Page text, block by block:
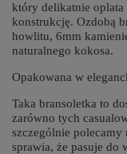
który delikatnie oplata
konstrukcję. Ozdobą
howlitu, 6mm
naturalnego kokosa.
Opakowana w
Taka bransoletka to
zarówno tych
szczególnie polecamy
sprawia, że pasuje do